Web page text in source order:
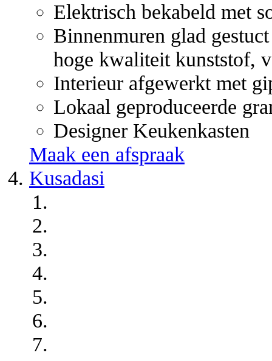
Elektrisch bekabeld met
Binnenmuren glad
hoge kwaliteit kunststof,
Interieur afgewerkt met
Lokaal geproduceerde
Designer Keukenkasten
Maak een afspraak
Kusadasi